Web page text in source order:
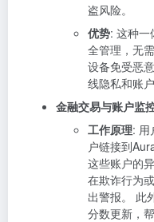
盗风险。
优势: 这种一
全管理，无
设备免受恶
线隐私和账户
金融交易与账户监
工作原理: 用
户链接到
这些账户的
在欺诈行为
出警报。 此
分数更新，